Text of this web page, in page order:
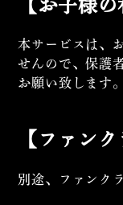
【お子様の
本サービスは、
せんので、保護
お願い致します。
【ファン
別途、ファンク